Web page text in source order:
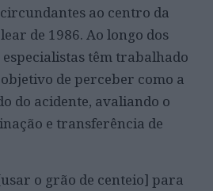
ao centro da
de 1986. Ao longo dos
têm trabalhado
de perceber como a
do acidente, avaliando o
e transferência de
o grão de centeio] para